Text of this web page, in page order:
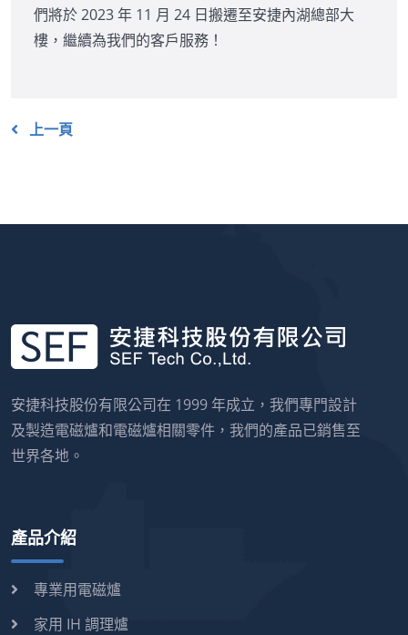
們將於 2023 年 11 月 24 日搬遷至安捷內湖總部大
樓，繼續為我們的客戶服務！
上一頁
安捷科技股份有限公司在 1999 年成立，我們專門設計
及製造電磁爐和電磁爐相關零件，我們的產品已銷售至
世界各地。
產品介紹
專業用電磁爐
家用 IH 調理爐